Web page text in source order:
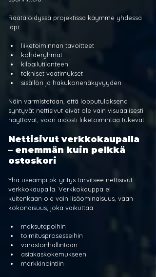
Räätälöidyssä projektissa käymme yhdessä
läpi:
liiketoiminnan tavoitteet
kohderyhmät
kilpailutilanteen
tekniset vaatimukset
sisällön ja hakukonenäkyvyyden
Näin varmistetaan, että lopputuloksena
syntyvät nettisivut eivät ole vain visuaalisesti
näyttävät, vaan aidosti liiketoimintaa tukevat.
Nettisivut verkkokaupalla
– enemmän kuin pelkkä
ostoskori
Yhä useampi pk-yritys tarvitsee nettisivut
verkkokaupalla. Verkkokauppa ei
kuitenkaan ole vain lisäominaisuus, vaan
kokonaisuus, joka vaikuttaa:
maksutapoihin
toimitusprosesseihin
varastonhallintaan
asiakaskokemukseen
markkinointiin